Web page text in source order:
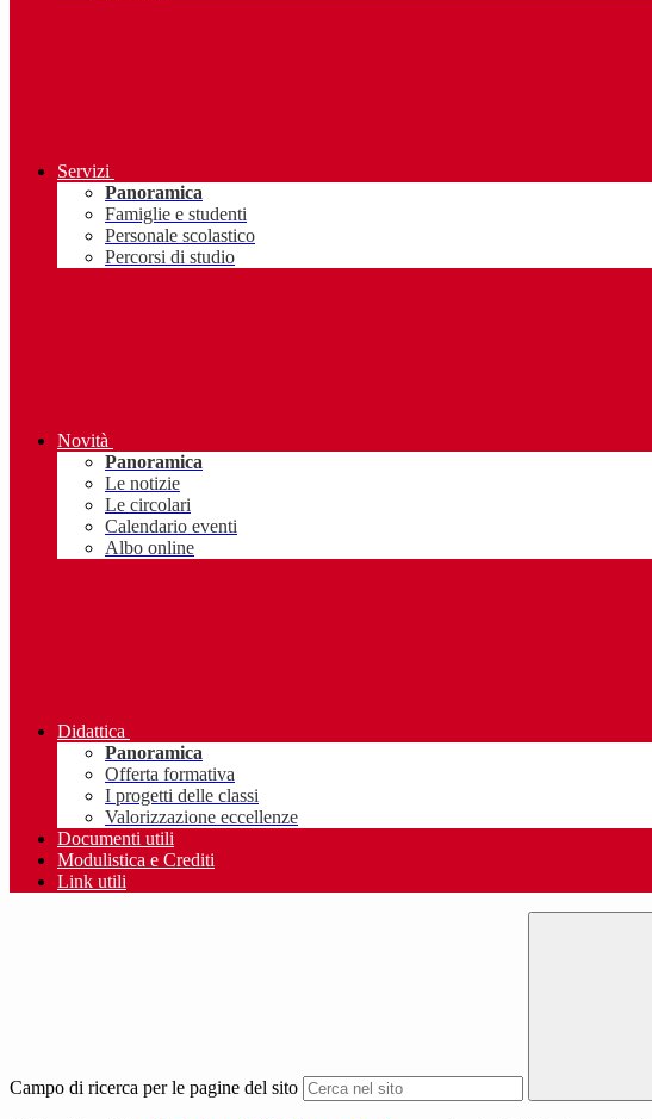
Servizi
Panoramica
Famiglie e studenti
Personale scolastico
Percorsi di studio
Novità
Panoramica
Le notizie
Le circolari
Calendario eventi
Albo online
Didattica
Panoramica
Offerta formativa
I progetti delle classi
Valorizzazione eccellenze
Documenti utili
Modulistica e Crediti
Link utili
Campo di ricerca per le pagine del sito